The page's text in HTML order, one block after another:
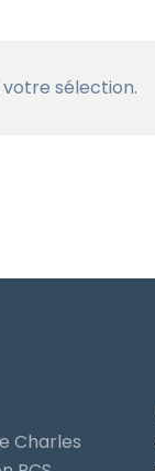
sélection.
Charles